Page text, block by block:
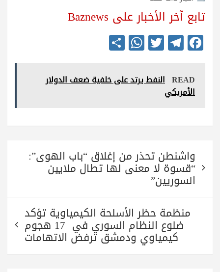
تابع آخر الأخبار على Baznews
Fa
ce
bo
ok
Te
le
gr
a
m
T
wi
tte
r
W
ha
ts
A
re READ النفط يرتد على خلفية ضعف الدولار
الأمريكي
المقالات
واشنطن تحذر من إغلاق “باب الهوى”:
“قسوة لا معنى لها تطال ملايين
السوريين”
منظمة حظر الأسلحة الكيمياوية تؤكد
ضلوع النظام السوري في 17 هجوم
كيمياوي ودمشق ترفض الاتهامات